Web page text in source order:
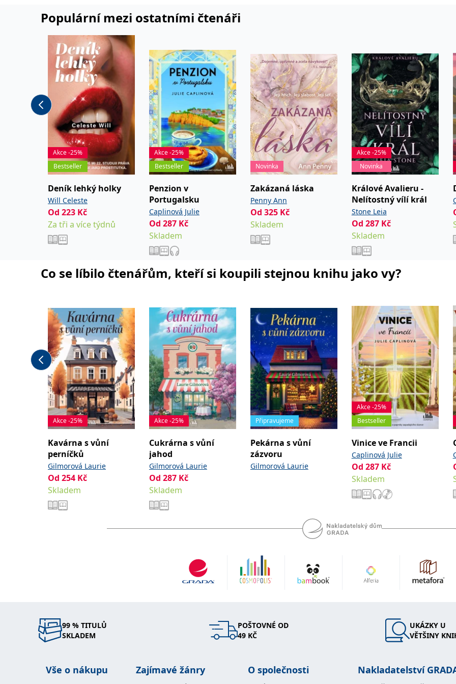
Populární mezi ostatními čtenáři
Akce -25%
Bestseller
Deník lehký holky
Will Celeste
Od 223 Kč
Za tři a více týdnů
Akce -25%
Bestseller
Penzion v
Portugalsku
Caplinová Julie
Od 287 Kč
Skladem
Novinka
Zakázaná láska
Penny Ann
Od 325 Kč
Skladem
Akce -25%
Novinka
Králové Avalieru -
Nelítostný vílí král
Stone Leia
Od 287 Kč
Skladem
Co se líbilo čtenářům, kteří si koupili stejnou knihu jako vy?
Akce -25%
Kavárna s vůní
perníčků
Gilmorová Laurie
Od 254 Kč
Skladem
Akce -25%
Cukrárna s vůní
jahod
Gilmorová Laurie
Od 287 Kč
Skladem
Připravujeme
Pekárna s vůní
zázvoru
Gilmorová Laurie
Akce -25%
Bestseller
Vinice ve Francii
Caplinová Julie
Od 287 Kč
Skladem
99 % TITULŮ
SKLADEM
POŠTOVNÉ OD
49 KČ
UKÁZKY U
VĚTŠINY
Vše o nákupu Zajímavé žánry O společnosti Nakladatelství